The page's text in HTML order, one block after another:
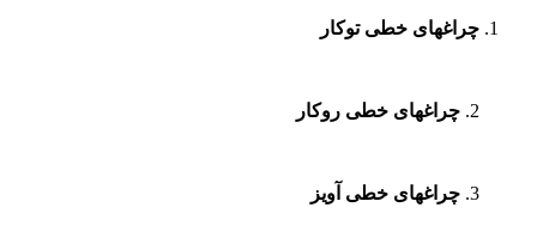
چراغهای خطی توکار
2. چراغهای خطی روکار
3. چراغهای خطی آویز